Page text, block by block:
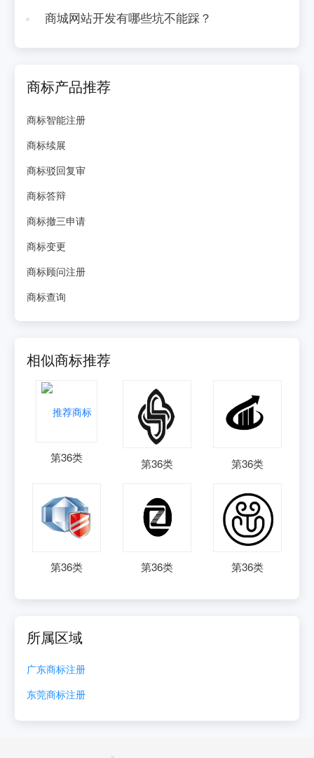
商城网站开发有哪些坑不能踩？
商标产品推荐
商标智能注册
商标续展
商标驳回复审
商标答辩
商标撤三申请
商标变更
商标顾问注册
商标查询
相似商标推荐
第36类 第36类 第36类
第36类 第36类 第36类
所属区域
广东商标注册
东莞商标注册